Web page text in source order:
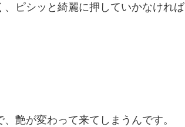
ピシッと綺麗に押していかなければ
艶が変わって来てしまうんです。